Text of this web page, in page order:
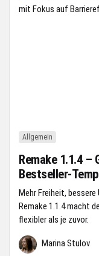
Allgemein
Remake 1.1.4 –
Bestseller-
Barrierefreiheit
Mehr Freiheit,
Remake 1.1.4 macht
flexibler als je zuvor.
Marina Stulov